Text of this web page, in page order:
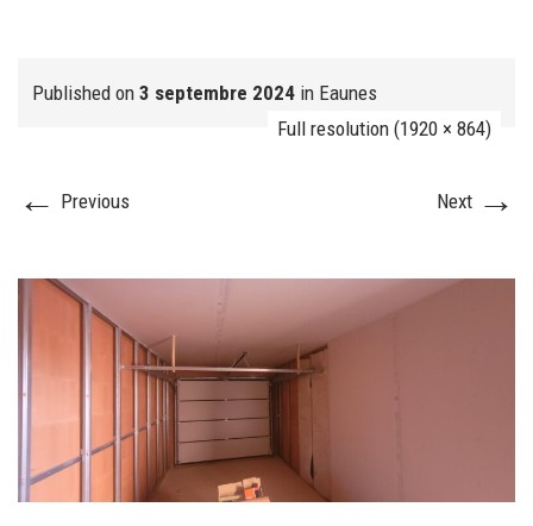
Nos prestations
Published on 3 septembre 2024 in Eaunes
Full resolution (1920 × 864)
← Previous Next →